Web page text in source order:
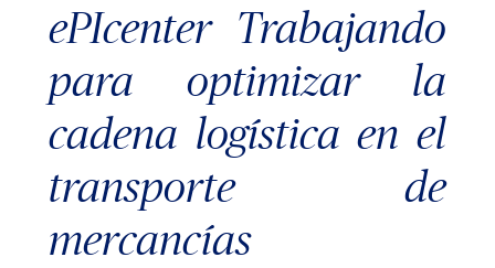
ePIcenter Trabajando
para optimizar la
cadena logística en el
transporte de
mercancías